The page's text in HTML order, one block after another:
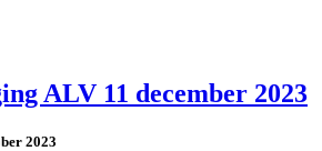
ALV 11 december 2023
2023